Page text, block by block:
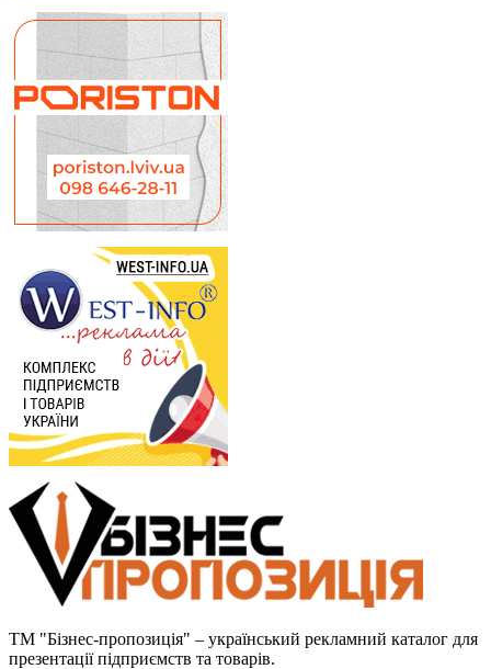
ТМ "Бізнес-пропозиція" – український рекламний каталог для
презентації підприємств та товарів.